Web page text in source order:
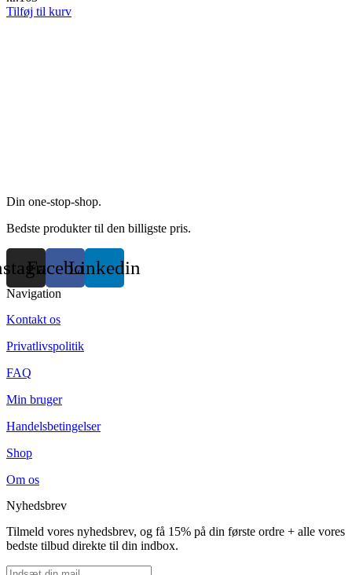
Tilføj til kurv
Din one-stop-shop.
Bedste produkter til den billigste pris.
FacebookLinkedin
Navigation
Kontakt os
Privatlivspolitik
FAQ
Min bruger
Handelsbetingelser
Shop
Om os
Nyhedsbrev
Tilmeld vores nyhedsbrev, og få 15% på din første ordre + alle vores
bedste tilbud direkte til din indbox.